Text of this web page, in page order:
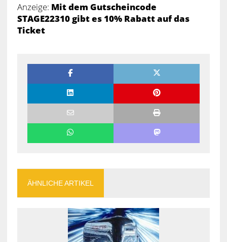
Anzeige: Mit dem Gutscheincode
STAGE22310 gibt es 10% Rabatt auf das
Ticket
ÄHNLICHE ARTIKEL